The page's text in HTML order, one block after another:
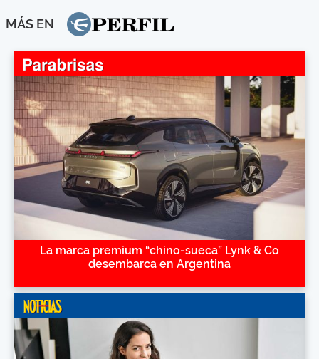
MÁS EN
La marca premium “chino-sueca” Lynk & Co
desembarca en Argentina